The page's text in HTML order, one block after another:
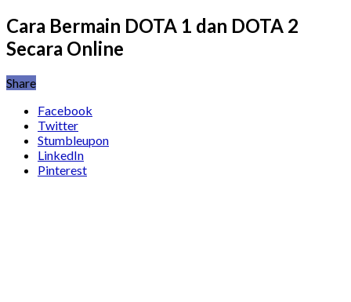
Cara Bermain DOTA 1 dan DOTA 2
Secara Online
Share
Facebook
Twitter
Stumbleupon
LinkedIn
Pinterest